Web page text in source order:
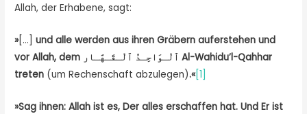
Allah, der Erhabene, sagt:
»[…] und alle werden aus ihren Gräbern auferstehen und
vor Allah, dem ٱلْـوَاحِـدُ ٱلْـقَـهَّـار Al-Wahidu’l-Qahhar
treten (um Rechenschaft abzulegen).«[1]
»Sag ihnen: Allah ist es, Der alles erschaffen hat. Und Er ist